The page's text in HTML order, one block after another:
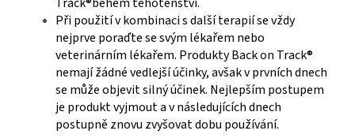
Při použití v kombinaci s další terapií se vždy
nejprve poraďte se svým lékařem nebo
veterinárním lékařem. Produkty Back on Track®
nemají žádné vedlejší účinky, avšak v prvních dnech
se může objevit silný účinek. Nejlepším postupem
je produkt vyjmout a v následujících dnech
postupně znovu zvyšovat dobu používání.